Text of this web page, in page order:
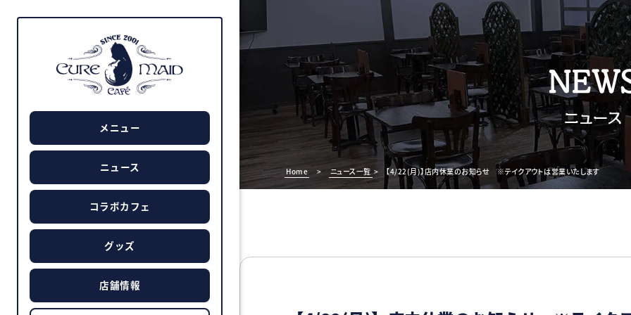
メニュー
ニュース
コラボカフェ
グッズ
店舗情報
ニュース
Home > ニュース一覧 > 【4/22(月)】店内休業のお知らせ ※テイクアウトは営業いたします